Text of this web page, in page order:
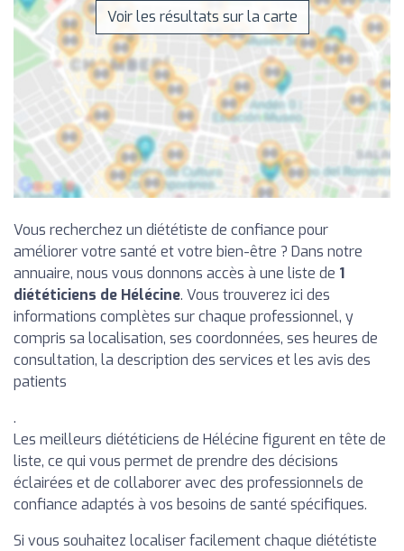
Voir les résultats sur la carte
Vous recherchez un diététiste de confiance pour
améliorer votre santé et votre bien-être ? Dans notre
annuaire, nous vous donnons accès à une liste de 1
diététiciens de Hélécine. Vous trouverez ici des
informations complètes sur chaque professionnel, y
compris sa localisation, ses coordonnées, ses heures de
consultation, la description des services et les avis des
patients
.
Les meilleurs diététiciens de Hélécine figurent en tête de
liste, ce qui vous permet de prendre des décisions
éclairées et de collaborer avec des professionnels de
confiance adaptés à vos besoins de santé spécifiques.
Si vous souhaitez localiser facilement chaque diététiste